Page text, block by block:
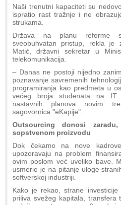
Naši trenutni kapaciteti su
ispratio rast tražnje i ne
strukama.
Država na planu reforme
sveobuhvatan pristup, rekla je
Matić, državni sekretar u
telekomunikacija.
– Danas ne postoji nijedno
poznavanje savremenih
programiranja kao predmeta u
većeg broja studenata na IT
nastavnih planova novim
sagovornica "eKapije".
Outsourcing donosi
sopstvenom proizvodu
Dok čekamo na nove
upozoravaju na problem
ovim poslom već uveliko bave.
usmerio je na pitanje uloge
softverskoj industriji.
Kako je rekao, strane
priliva svežeg kapitala, transfera